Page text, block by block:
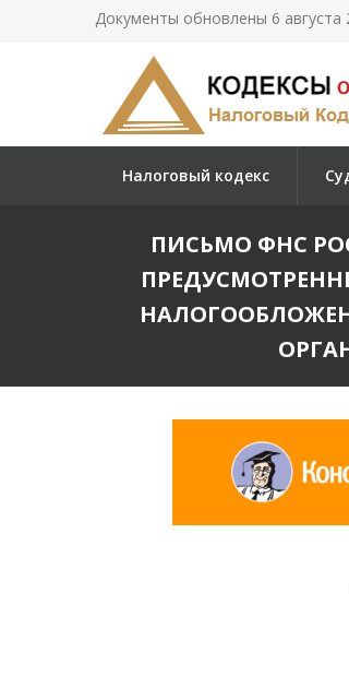
Документы обновлены 6 августа
Налоговый кодекс
ПИСЬМО ФНС